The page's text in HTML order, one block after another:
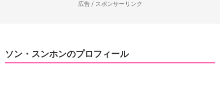
広告 / スポンサーリンク
ソン・スンホンのプロフィール